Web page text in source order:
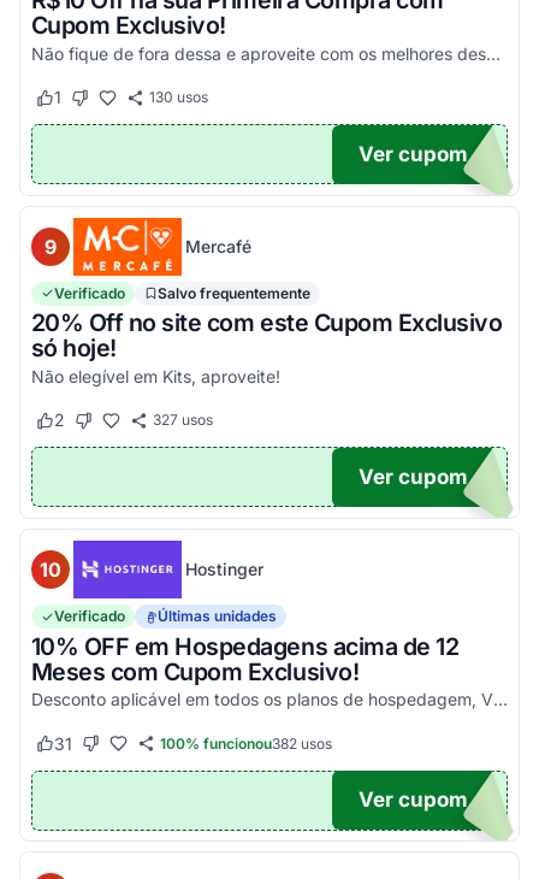
Cupom Exclusivo!
Não fique de fora dessa e aproveite com os melhores descontos! Válido em compras acima de R$100!
Este cupom funcionou
1 Este cupom não funcionou
130 usos
UPOM
Ver cupom
9 Mercafé
Verificado Salvo frequentemente
20% Off no site com este Cupom Exclusivo
só hoje!
Não elegível em Kits, aproveite!
Este cupom funcionou
2 Este cupom não funcionou
327usos
OM20
Ver cupom
10 Hostinger
Verificado Últimas unidades
10% OFF em Hospedagens acima de 12
Meses com Cupom Exclusivo!
Desconto aplicável em todos os planos de hospedagem, VPS e Cloud, maiores que 12 meses. Aproveite!
Este cupom funcionou
31 Este cupom não funcionou
100% funcionou382usos
UPOM
Ver cupom